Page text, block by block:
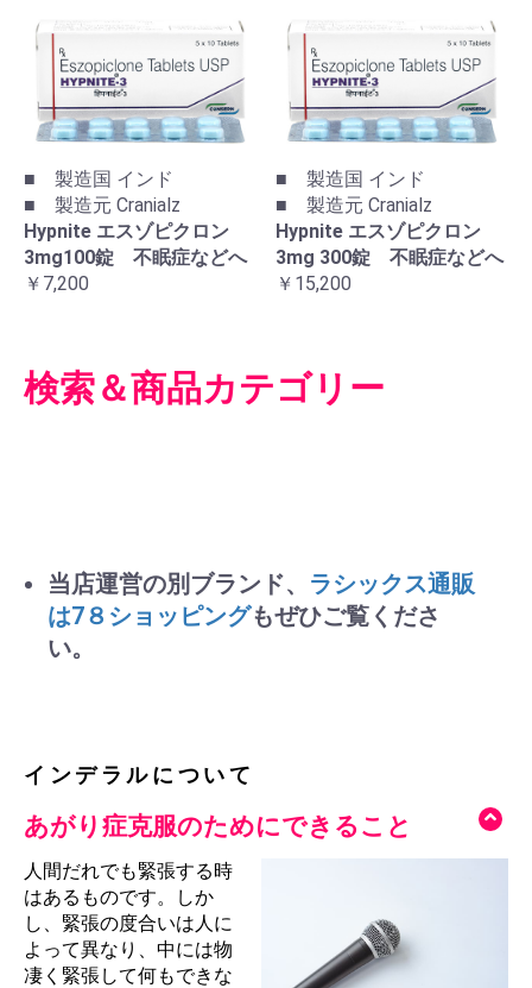
■ 製造国 インド
■ 製造元 Cranialz
Hypnite エスゾピクロン
3mg100錠 不眠症などへ
￥7,200
■ 製造国 インド
■ 製造元 Cranialz
Hypnite エスゾピクロン
3mg 300錠 不眠症などへ
￥15,200
検索＆商品カテゴリー
当店運営の別ブランド、 ラシックス通販
は7８ショッピングもぜひご覧くださ
い。
インデラルについて
あがり症克服のためにできること
人間だれでも緊張する時
はあるものです。しか
し、緊張の度合いは人に
よって異なり、中には物
凄く緊張して何もできな